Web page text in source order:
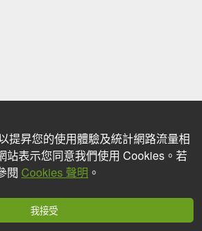
提昇您的使用體驗及統計網路流量相
站表示您同意我們使用 Cookies。若
閱 Cookies 聲明 。
我接受